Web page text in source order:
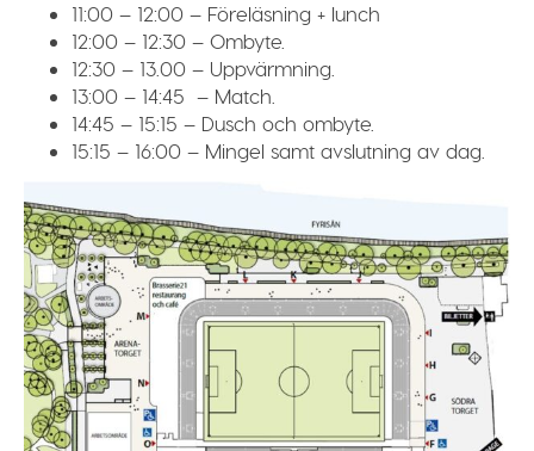
11:00 – 12:00 – Föreläsning + lunch
12:00 – 12:30 – Ombyte.
12:30 – 13.00 – Uppvärmning.
13:00 – 14:45 – Match.
14:45 – 15:15 – Dusch och ombyte.
15:15 – 16:00 – Mingel samt avslutning av dag.